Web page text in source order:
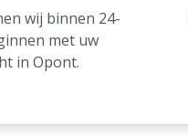
wij binnen 24-
met uw
in Opont.